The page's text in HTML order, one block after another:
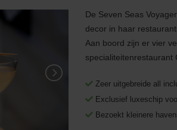
Cruises
Caribbean & Midden-Amerika
Dubai & Emiraten
Middellandse Zee
Eerste cruise
Fooien
De Seven Seas
decor in haar
Aan boord zijn er vier
specialiteitenrestaurant
Zeer uitgebreide all
Exclusief luxeschip
Bezoekt kleinere